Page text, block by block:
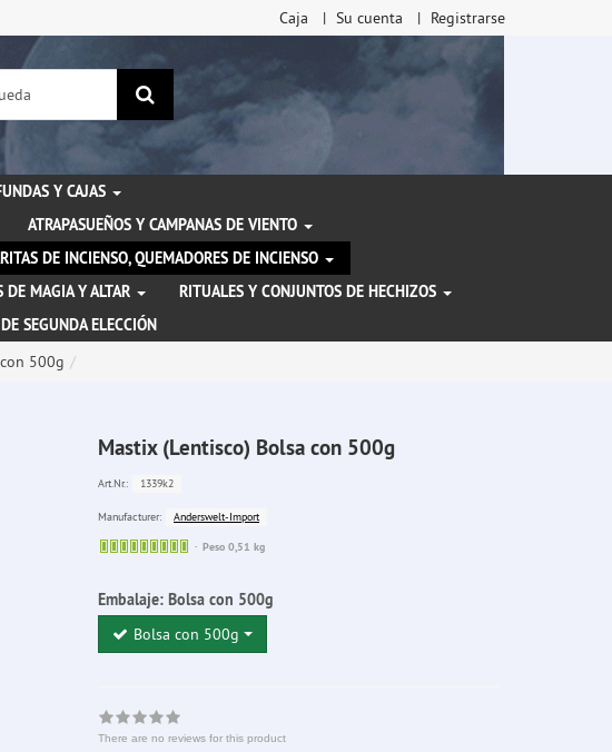
Caja Su cuenta Registrarse
Buscar
Y CAJAS
ATRAPASUEÑOS Y CAMPANAS DE VIENTO
DE INCIENSO, QUEMADORES DE INCIENSO
DE MAGIA Y ALTAR
RITUALES Y CONJUNTOS DE HECHIZOS
SEGUNDA ELECCIÓN
500g
Mastix (Lentisco) Bolsa con 500g
Art.Nr.: 1339k2
Manufacturer:
Anderswelt-Import
Sofort
Peso 0,51 kg
Embalaje: Bolsa con 500g
Bolsa con 500g
There are no reviews for this product